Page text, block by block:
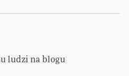
ludzi na blogu